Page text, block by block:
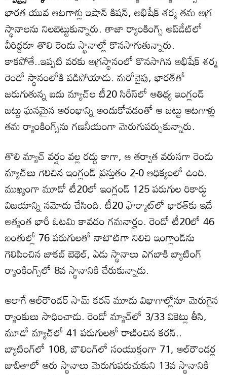
భారత యువ ఆటగాళ్లు ఇషాన్ కిషన్, అభిషేక్ శర్మ తమ అగ్ర
స్థానాలను నిలబెట్టుకున్నారు. తాజా ర్యాంకింగ్స్ అప్‌డేట్‌లో
వీరిద్దరూ తొలి రెండు స్థానాల్లో కొనసాగుతున్నారు.
కాకపోతే..ఇప్పటి వరకు అగ్రస్థానంలో కొనసాగిన అభిషేక్ శర్మ
రెండో స్థానంలోకి పడిపోయాడు. మరోవైపు, భారత్‌తో
జరుగుతున్న ఐదు మ్యాచ్‌ల టీ20 సిరీస్‌లో ఆతిథ్య ఇంగ్లండ్
జట్టు ఘనమైన ఆరంభాన్ని అందుకోవడంతో ఆ జట్టు ఆటగాళ్లు
తమ ర్యాంకింగ్స్‌ను గణనీయంగా మెరుగుపర్చుకున్నారు.
తొలి మ్యాచ్ వర్షం వల్ల రద్దు కాగా, ఆ తర్వాత వరుసగా రెండు
మ్యాచ్‌లు గెలిచిన ఇంగ్లండ్ ప్రస్తుతం 2-0 ఆధిక్యంలో ఉంది.
ముఖ్యంగా మూడో టీ20లో ఇంగ్లండ్ 125 పరుగుల రికార్డు
విజయాన్ని నమోదు చేసింది. టీ20 ఫార్మాట్‌లో భారత్‌కు ఇదే
అత్యంత భారీ ఓటమి కావడం గమనార్హం. రెండో టీ20లో 46
బంతుల్లో 76 పరుగులతో నాటౌట్‌గా నిలిచి ఇంగ్లాండ్‌ను
గెలిపించిన జాకబ్ బెథెల్, ఏడు స్థానాలు ఎగబాకి బ్యాటింగ్
ర్యాంకింగ్స్‌లో 8వ స్థానానికి చేరుకున్నాడు.
అలాగే ఆల్‌రౌండర్ సామ్ కరన్ మూడు విభాగాల్లోనూ మెరుగైన
ర్యాంకులు సాధించాడు. రెండో మ్యాచ్‌లో 3/33 వికెట్లు తీసి,
మూడో మ్యాచ్‌లో 41 పరుగులతో రాణించిన కరన్..
బ్యాటింగ్‌లో 108, బౌలింగ్‌లో సంయుక్తంగా 71, ఆల్‌రౌండర్ల
జాబితాలో ఆరు స్థానాలు మెరుగుపరుచుకుని 13వ స్థానానికి